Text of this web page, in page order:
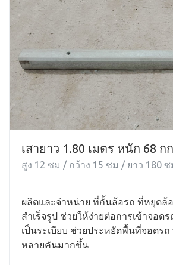
เสายาว 1.80 เมตร หนัก 68 กก
สูง 12 ซม / กว้าง 15 ซม / ยาว 180 ซ
ผลิตและจำหน่าย ที่กั้นล้อรถ ที่หยุดล้
สำเร็จรูป ช่วยให้ง่ายต่อการเข้าจอด
เป็นระเบียบ ช่วยประหยัดพื้นที่จอดร
หลายคันมากขึ้น